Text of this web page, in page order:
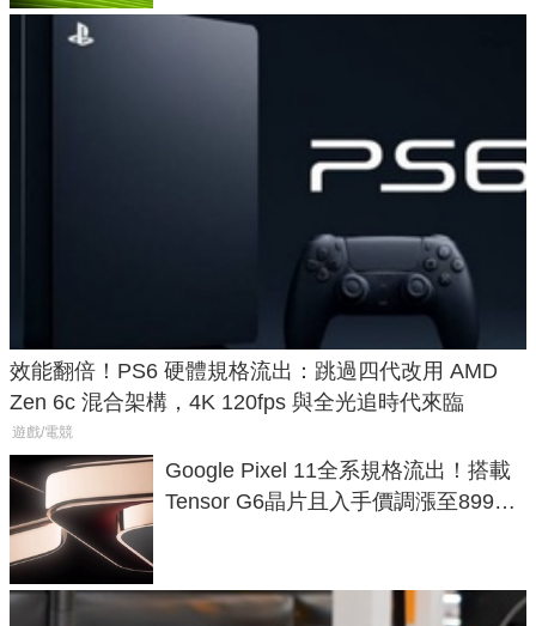
效能翻倍！PS6 硬體規格流出：跳過四代改用 AMD
Zen 6c 混合架構，4K 120fps 與全光追時代來臨
遊戲/電競
Google Pixel 11全系規格流出！搭載
Tensor G6晶片且入手價調漲至899美